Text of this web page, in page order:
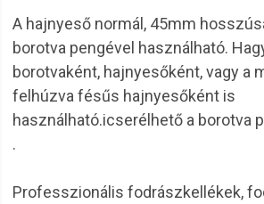
A hajnyeső normál, 45mm
borotva pengével használható.
borotvaként, hajnyesőként, vagy a
felhúzva fésűs hajnyesőként is
használható.icserélhető a borotva
.
Professzionális fodrászkellékek,